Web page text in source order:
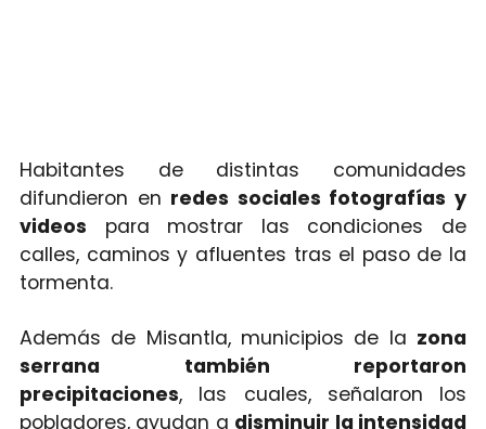
Habitantes de distintas comunidades
difundieron en redes sociales fotografías y
videos para mostrar las condiciones de
calles, caminos y afluentes tras el paso de la
tormenta.
Además de Misantla, municipios de la zona
serrana también reportaron
precipitaciones, las cuales, señalaron los
pobladores, ayudan a disminuir la intensidad